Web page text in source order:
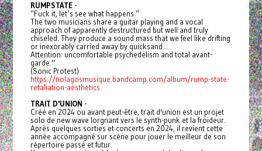
RUMPSTATE-
“Fuck it, let’s see what happens.”
The two musicians share a guitar playing and a vocal
approach of apparently destructured but well and truly
chiseled. They produce a sound mass that we feel like drifting
or inexorably carried away by quicksand...
Attention: uncomfortable psychedelism and total avant-
garde."
(Sonic Protest)
https://nolagosmusique.bandcamp.com/album/rump-state-
retaliation-aesthetics
TRAIT D'UNION -
Créé en 2024 ou avant peut-être, trait d'union est un projet
solo de new wave lorgnant vers le synth-punk et la froideur.
Après quelques sorties et concerts en 2024, il revient cette
année accompagné sur scène pour jouer le meilleur de son
répertoire passé et futur.